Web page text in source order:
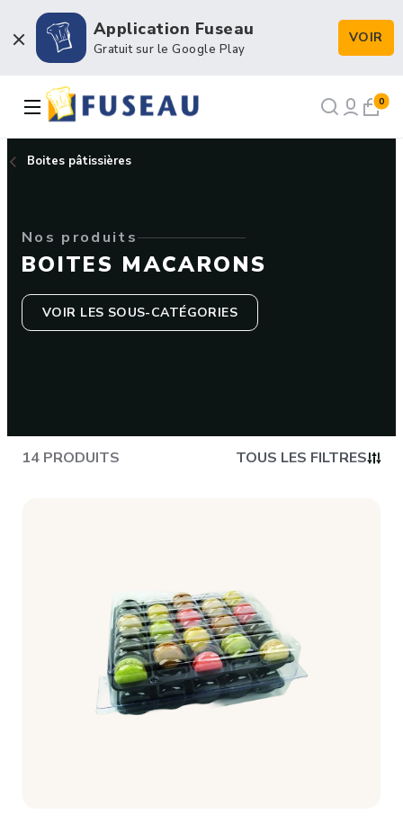
Application Fuseau
Gratuit sur le Google Play
VOIR
Boulangerie / Viennoiserie
Pâtisserie / Chocolaterie
Petits matériels & Hygiène
0
Boites pâtissières
Nos produits
BOITES MACARONS
VOIR LES SOUS-CATÉGORIES
14 PRODUITS TOUS LES FILTRES